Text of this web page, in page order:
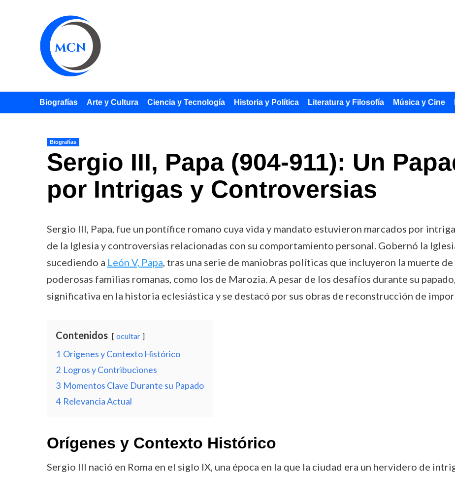
Biografías Arte y Cultura Ciencia y Tecnología Historia y Política Literatura y Filosofía Música y Cine
Biografías
Sergio III, Papa (904-911): Un
por Intrigas y Controversias
Sergio III, Papa, fue un pontífice romano cuya vida y mandato estuvieron marcados por
de la Iglesia y controversias relacionadas con su comportamiento personal. Gobernó la
sucediendo a León V, Papa, tras una serie de maniobras políticas que incluyeron la muerte
poderosas familias romanas, como los de Marozia. A pesar de los desafíos durante su
significativa en la historia eclesiástica y se destacó por sus obras de reconstrucción de
Contenidos ocultar
1 Orígenes y Contexto Histórico
2 Logros y Contribuciones
3 Momentos Clave Durante su Papado
4 Relevancia Actual
Orígenes y Contexto Histórico
Sergio III nació en Roma en el siglo IX, una época en la que la ciudad era un hervidero de